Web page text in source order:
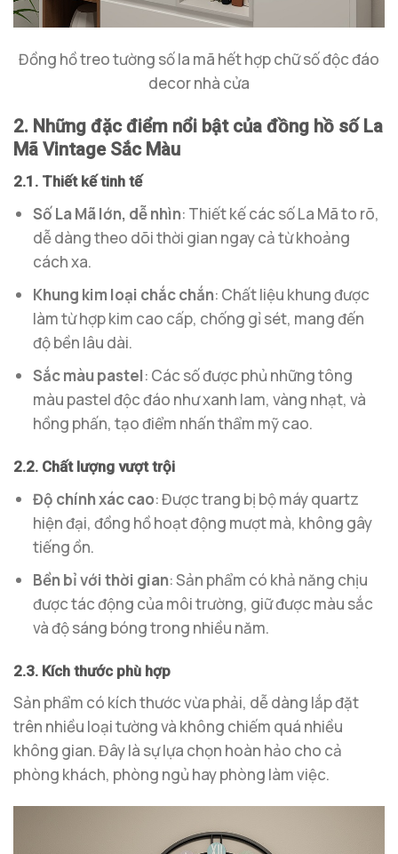
Đồng hồ treo tường số la mã hết hợp chữ số độc đáo
decor nhà cửa
2. Những đặc điểm nổi bật của đồng hồ số La
Mã Vintage Sắc Màu
2.1. Thiết kế tinh tế
Số La Mã lớn, dễ nhìn: Thiết kế các số La Mã to rõ,
dễ dàng theo dõi thời gian ngay cả từ khoảng
cách xa.
Khung kim loại chắc chắn: Chất liệu khung được
làm từ hợp kim cao cấp, chống gỉ sét, mang đến
độ bền lâu dài.
Sắc màu pastel: Các số được phủ những tông
màu pastel độc đáo như xanh lam, vàng nhạt, và
hồng phấn, tạo điểm nhấn thẩm mỹ cao.
2.2. Chất lượng vượt trội
Độ chính xác cao: Được trang bị bộ máy quartz
hiện đại, đồng hồ hoạt động mượt mà, không gây
tiếng ồn.
Bền bỉ với thời gian: Sản phẩm có khả năng chịu
được tác động của môi trường, giữ được màu sắc
và độ sáng bóng trong nhiều năm.
2.3. Kích thước phù hợp
Sản phẩm có kích thước vừa phải, dễ dàng lắp đặt
trên nhiều loại tường và không chiếm quá nhiều
không gian. Đây là sự lựa chọn hoàn hảo cho cả
phòng khách, phòng ngủ hay phòng làm việc.